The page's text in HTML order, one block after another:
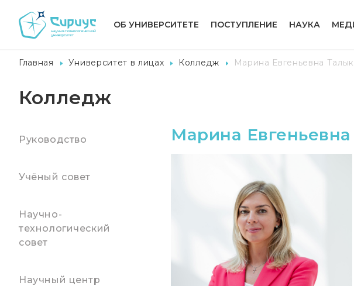
ОБ УНИВЕРСИТЕТЕ ПОСТУПЛЕНИЕ НАУКА
Главная Университет в лицах Колледж Марина Евгеньевна
Колледж
Руководство
Учёный совет
Научно-
технологический
совет
Научный центр
Марина